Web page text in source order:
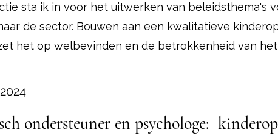
sta ik in voor het uitwerken van beleidsthema's
de sector. Bouwen aan een kwalitatieve
het op welbevinden en de betrokkenheid van het
ondersteuner en psychologe: